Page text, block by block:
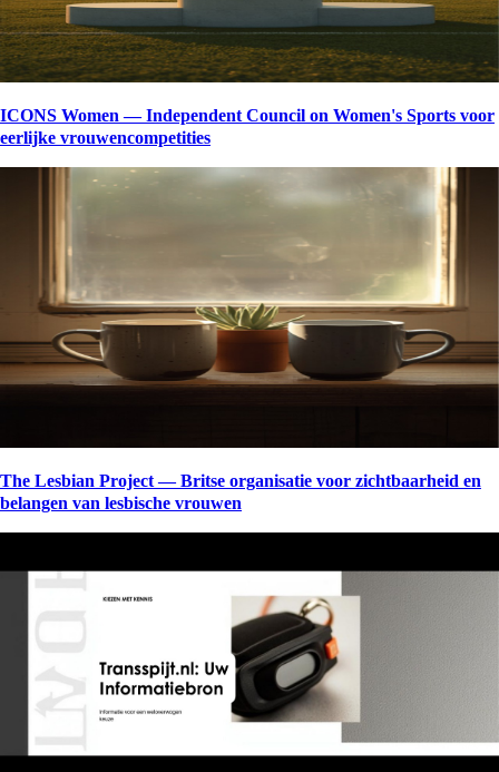
ICONS Women — Independent Council on Women's Sports voor
eerlijke vrouwencompetities
The Lesbian Project — Britse organisatie voor zichtbaarheid en
belangen van lesbische vrouwen